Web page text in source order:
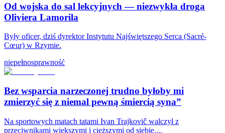
Od wojska do sal lekcyjnych — niezwykła droga
Oliviera Lamorila
Były oficer, dziś dyrektor Instytutu Najświętszego Serca (Sacré-
Cœur) w Rzymie.
niepełnosprawność
Bez wsparcia narzeczonej trudno byłoby mi
zmierzyć się z niemal pewną śmiercią syna”
Na sportowych matach tatami Ivan Trajkovič walczył z
przeciwnikami większymi i cięższymi od siebie....